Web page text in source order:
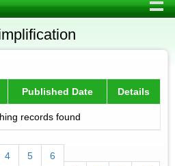
Published Date Details
records found
4 5
6